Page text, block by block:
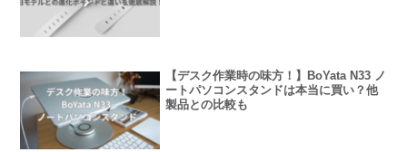
【デスク作業時の味方！】BoYata N33 ノ
ートパソコンスタンドは本当に買い？他
製品との比較も